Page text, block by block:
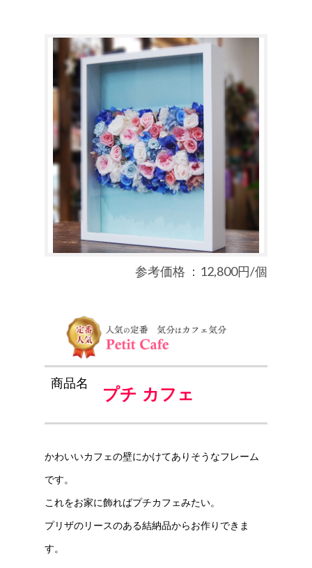
参考価格 ：12,800円/個
プチ カフェ
商品名
かわいいカフェの壁にかけてありそうなフレーム
です。
これをお家に飾ればプチカフェみたい。
プリザのリースのある結納品からお作りできま
す。